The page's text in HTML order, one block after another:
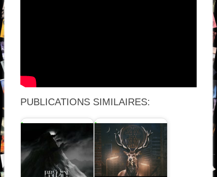
PUBLICATIONS SIMILAIRES: